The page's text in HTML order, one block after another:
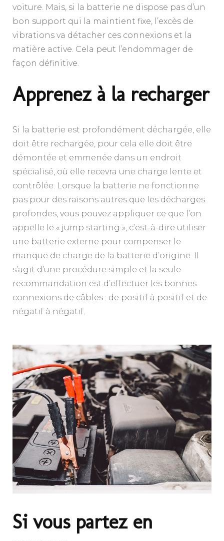
voiture. Mais, si la batterie ne dispose pas d’un
bon support qui la maintient fixe, l’excès de
vibrations va détacher ces connexions et la
matière active. Cela peut l’endommager de
façon définitive.
Apprenez à la recharger
Si la batterie est profondément déchargée, elle
doit être rechargée, pour cela elle doit être
démontée et emmenée dans un endroit
spécialisé, où elle recevra une charge lente et
contrôlée. Lorsque la batterie ne fonctionne
pas pour des raisons autres que les décharges
profondes, vous pouvez appliquer ce que l’on
appelle le « jump starting », c’est-à-dire utiliser
une batterie externe pour compenser le
manque de charge de la batterie d’origine. Il
s’agit d’une procédure simple et la seule
recommandation est d’effectuer les bonnes
connexions de câbles : de positif à positif et de
négatif à négatif.
Si vous partez en